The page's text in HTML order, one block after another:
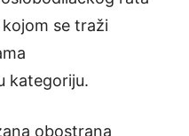
se traži
kategoriju.
obostrana